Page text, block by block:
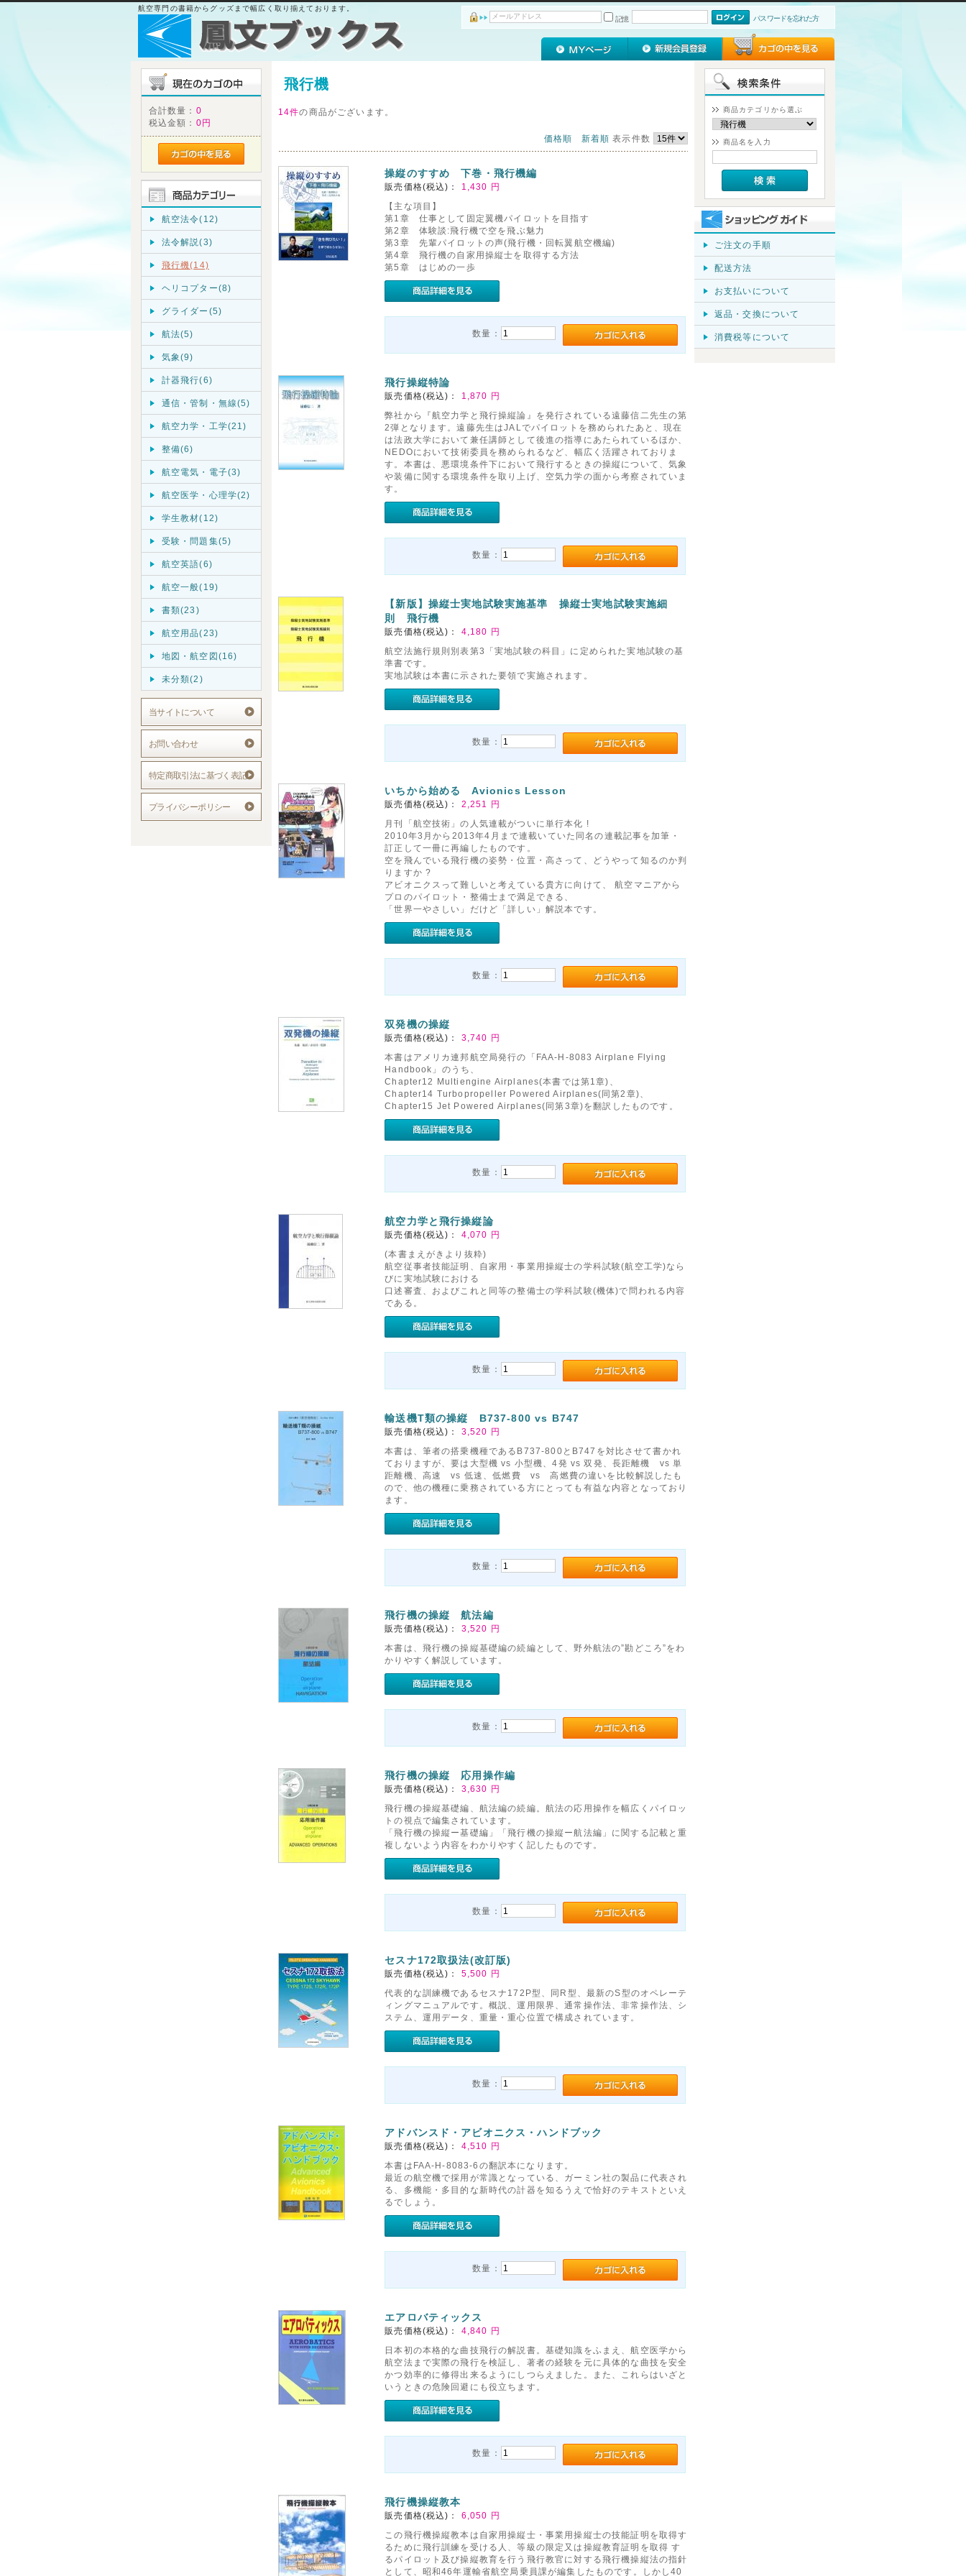
航空専門の書籍からグッズまで幅広く取り揃えております。
記憶
パスワードを忘れた方
合計数量： 0
税込金額： 0円
航空法令(12)
法令解説(3)
飛行機(14)
ヘリコプター(8)
グライダー(5)
航法(5)
気象(9)
計器飛行(6)
通信・管制・無線(5)
航空力学・工学(21)
整備(6)
航空電気・電子(3)
航空医学・心理学(2)
学生教材(12)
受験・問題集(5)
航空英語(6)
航空一般(19)
書類(23)
航空用品(23)
地図・航空図(16)
未分類(2)
当サイトについて
お問い合わせ
特定商取引法に基づく表記
プライバシーポリシー
飛行機
14件の商品がございます。
価格順 新着順 表示件数
操縦のすすめ 下巻・飛行機編
販売価格(税込)： 1,430 円
【主な項目】
第1章 仕事として固定翼機パイロットを目指す
第2章 体験談:飛行機で空を飛ぶ魅力
第3章 先輩パイロットの声(飛行機・回転翼航空機編)
第4章 飛行機の自家用操縦士を取得する方法
第5章 はじめの一歩
数量：
飛行操縦特論
販売価格(税込)： 1,870 円
弊社から『航空力学と飛行操縦論』を発行されている遠藤信二先生の第
2弾となります。遠藤先生はJALでパイロットを務められたあと、現在
は法政大学において兼任講師として後進の指導にあたられているほか、
NEDOにおいて技術委員を務められるなど、幅広く活躍されておりま
す。本書は、悪環境条件下において飛行するときの操縦について、気象
や装備に関する環境条件を取り上げ、空気力学の面から考察されていま
す。
数量：
【新版】操縦士実地試験実施基準 操縦士実地試験実施細
則 飛行機
販売価格(税込)： 4,180 円
航空法施行規則別表第3「実地試験の科目」に定められた実地試験の基
準書です。
実地試験は本書に示された要領で実施されます。
数量：
いちから始める Avionics Lesson
販売価格(税込)： 2,251 円
月刊「航空技術」の人気連載がついに単行本化 !
2010年3月から2013年4月まで連載いていた同名の連載記事を加筆・
訂正して一冊に再編したものです。
空を飛んでいる飛行機の姿勢・位置・高さって、どうやって知るのか判
りますか ?
アビオニクスって難しいと考えている貴方に向けて、 航空マニアから
プロのパイロット・整備士まで満足できる、
「世界一やさしい」だけど「詳しい」解説本です。
数量：
双発機の操縦
販売価格(税込)： 3,740 円
本書はアメリカ連邦航空局発行の「FAA-H-8083 Airplane Flying
Handbook」のうち、
Chapter12 Multiengine Airplanes(本書では第1章)、
Chapter14 Turbopropeller Powered Airplanes(同第2章)、
Chapter15 Jet Powered Airplanes(同第3章)を翻訳したものです。
数量：
航空力学と飛行操縦論
販売価格(税込)： 4,070 円
(本書まえがきより抜粋)
航空従事者技能証明、自家用・事業用操縦士の学科試験(航空工学)なら
びに実地試験における
口述審査、およびこれと同等の整備士の学科試験(機体)で問われる内容
である。
数量：
輸送機T類の操縦 B737-800 vs B747
販売価格(税込)： 3,520 円
本書は、筆者の搭乗機種であるB737-800とB747を対比させて書かれ
ておりますが、要は大型機 vs 小型機、4発 vs 双発、長距離機 vs 単
距離機、高速 vs 低速、低燃費 vs 高燃費の違いを比較解説したも
ので、他の機種に乗務されている方にとっても有益な内容となっており
ます。
数量：
飛行機の操縦 航法編
販売価格(税込)： 3,520 円
本書は、飛行機の操縦基礎編の続編として、野外航法の”勘どころ”をわ
かりやすく解説しています。
数量：
飛行機の操縦 応用操作編
販売価格(税込)： 3,630 円
飛行機の操縦基礎編、航法編の続編。航法の応用操作を幅広くパイロッ
トの視点で編集されています。
「飛行機の操縦ー基礎編」「飛行機の操縦ー航法編」に関する記載と重
複しないよう内容をわかりやすく記したものです。
数量：
セスナ172取扱法(改訂版)
販売価格(税込)： 5,500 円
代表的な訓練機であるセスナ172P型、同R型、最新のS型のオペレーテ
ィングマニュアルです。概説、運用限界、通常操作法、非常操作法、シ
ステム、運用データ、重量・重心位置で構成されています。
数量：
アドバンスド・アビオニクス・ハンドブック
販売価格(税込)： 4,510 円
本書はFAA-H-8083-6の翻訳本になります。
最近の航空機で採用が常識となっている、ガーミン社の製品に代表され
る、多機能・多目的な新時代の計器を知るうえで恰好のテキストといえ
るでしょう。
数量：
エアロバティックス
販売価格(税込)： 4,840 円
日本初の本格的な曲技飛行の解説書。基礎知識をふまえ、航空医学から
航空法まで実際の飛行を検証し、著者の経験を元に具体的な曲技を安全
かつ効率的に修得出来るようにしつらえました。また、これらはいざと
いうときの危険回避にも役立ちます。
数量：
飛行機操縦教本
販売価格(税込)： 6,050 円
この飛行機操縦教本は自家用操縦士・事業用操縦士の技能証明を取得す
るために飛行訓練を受ける人、等級の限定又は操縦教育証明を取得 す
るパイロット及び操縦教育を行う飛行教官に対する飛行機操縦法の指針
として、昭和46年運輸省航空局乗員課が編集したものです。しかし40
商品カテゴリから選ぶ
商品名を入力
ご注文の手順
配送方法
お支払いについて
返品・交換について
消費税等について